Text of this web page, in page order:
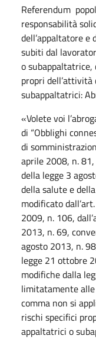
Referendum
responsabilità
dell’appaltatore
subiti dal
o subappaltatrice,
propri
subappaltatrici:
«Volete voi
di “Obblighi
di
aprile 2008, n.
della legge 3
della salute e
modificato
2009, n. 106,
2013, n. 69,
agosto 2013, n.
legge 21 ottobre
modifiche dalla
limitatamente alle
comma non si
rischi specifici
appaltatrici o